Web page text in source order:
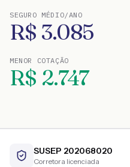
SEGURO MÉDIO/ANO
R$ 3.085
MENOR COTAÇÃO
R$ 2.747
SUSEP 202068020
Corretora licenciada